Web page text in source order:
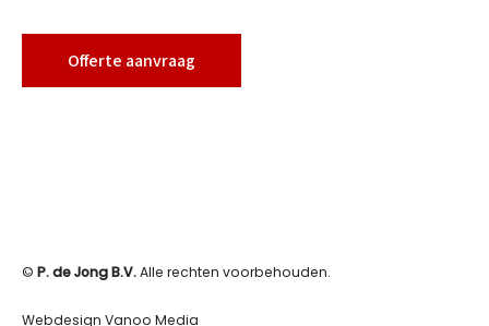
Offerte aanvraag
© P. de Jong B.V.Alle rechten voorbehouden.
Webdesign Vanoo Media